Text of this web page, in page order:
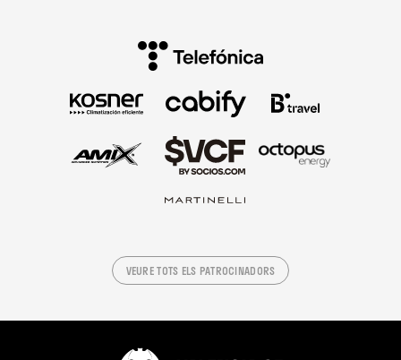
VEURE TOTS ELS PATROCINADORS